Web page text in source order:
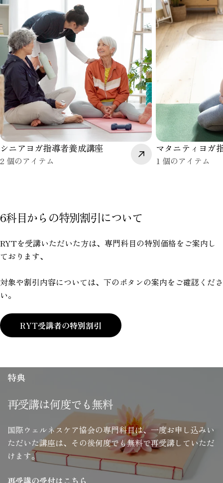
シニアヨガ指導者養成講座
2 個のアイテム
マタニティヨガ
1 個のアイテム
6科目からの特別割引について
RYTを受講いただいた方は、専門科目の特別価格をご案内し
ております、
対象や割引内容については、下のボタンの案内をご確認くださ
い。
RYT受講者の特別割引
特典
再受講は何度でも無料
国際ウェルネスケア協会の専門科目は、一度お申し込みい
ただいた講座は、その後何度でも無料で再受講していただ
けます。